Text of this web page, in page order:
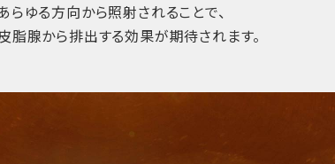
ゆる方向から照射されることで、
腺から排出する効果が期待されます。